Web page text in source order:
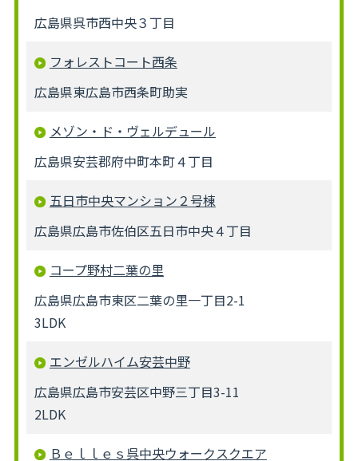
広島県呉市西中央３丁目
フォレストコート西条
広島県東広島市西条町助実
メゾン・ド・ヴェルデュール
広島県安芸郡府中町本町４丁目
五日市中央マンション２号棟
広島県広島市佐伯区五日市中央４丁目
コープ野村二葉の里
広島県広島市東区二葉の里一丁目2-1
3LDK
エンゼルハイム安芸中野
広島県広島市安芸区中野三丁目3-11
2LDK
Ｂｅｌｌｅｓ呉中央ウォークスクエア